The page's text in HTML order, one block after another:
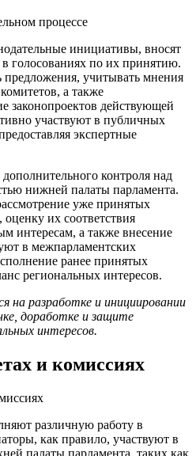
инициативы, вносят
голосованиях по их принятию.
предложения, учитывать мнения
а также
законопроектов действующей
участвуют в публичных
экспертные
контроля над
нижней палаты парламента.
уже принятых
оценку их соответствия
интересам, а также внесение
в межпарламентских
ранее принятых
региональных интересов.
на разработке и инициировании
доработке и защите
интересов.
и комиссиях
различную работу в
как правило, участвуют в
палаты парламента, таких как